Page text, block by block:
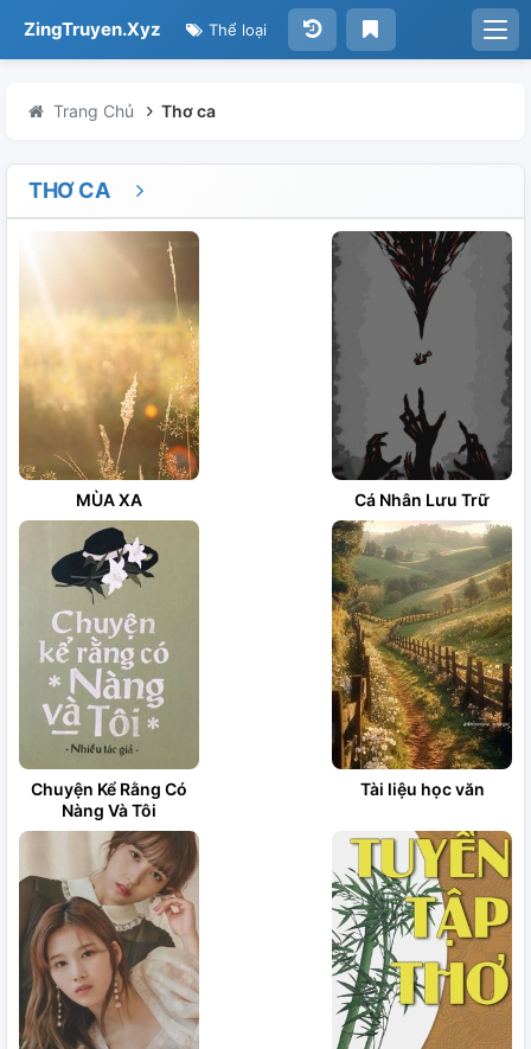
ZingTruyen.Xyz Thể loại
Trang Chủ Thơ ca
THƠ CA
MÙA XA Cá Nhân Lưu Trữ
Chuyện Kể Rằng Có
Nàng Và Tôi
Tài liệu học văn